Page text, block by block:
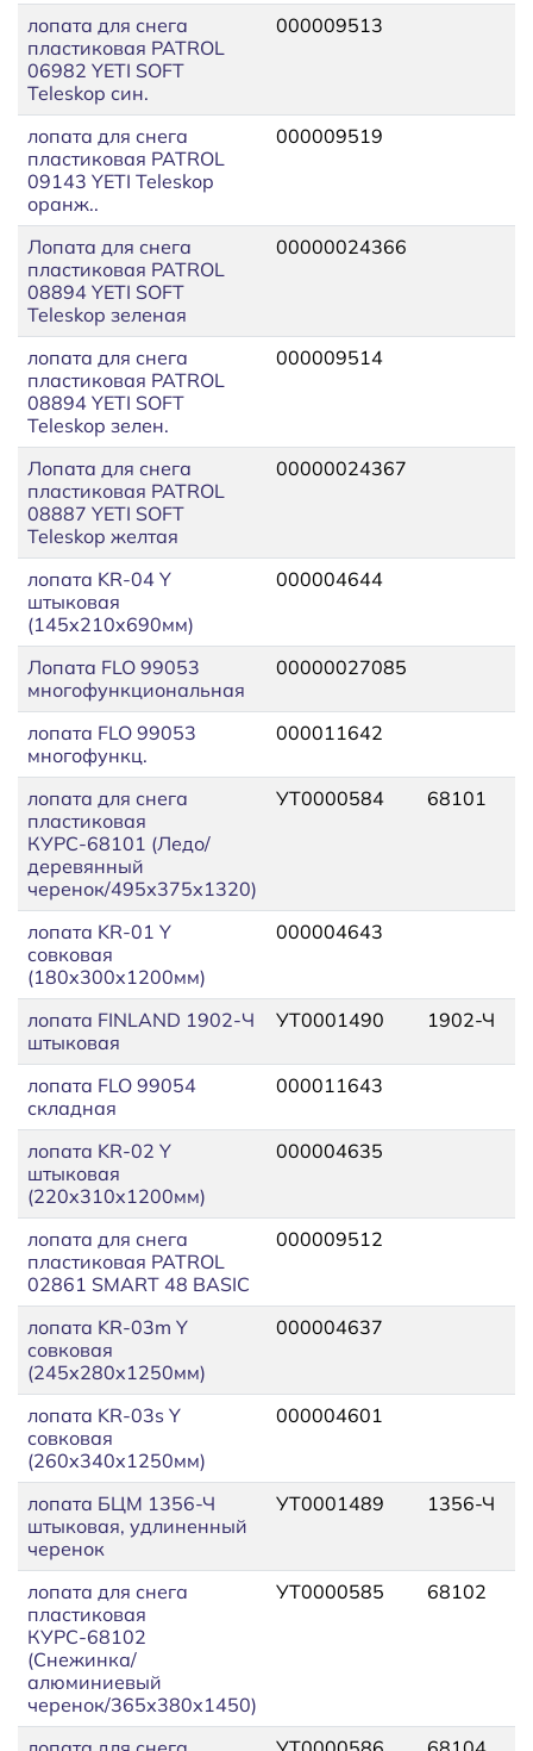
лопата для снега
пластиковая PATROL
06982 YETI SOFT
Teleskop син.
000009513
лопата для снега
пластиковая PATROL
09143 YETI Teleskop
оранж..
000009519
Лопата для снега
пластиковая PATROL
08894 YETI SOFT
Teleskop зеленая
00000024366
лопата для снега
пластиковая PATROL
08894 YETI SOFT
Teleskop зелен.
000009514
Лопата для снега
пластиковая PATROL
08887 YETI SOFT
Teleskop желтая
00000024367
лопата KR-04 Y
штыковая
(145x210x690мм)
000004644
Лопата FLO 99053
многофункциональная
00000027085
лопата FLO 99053
многофункц.
000011642
лопата для снега
пластиковая
КУРС-68101 (Ледо/
деревянный
черенок/495х375х1320)
УТ0000584 68101
лопата KR-01 Y
совковая
(180x300x1200мм)
000004643
лопата FINLAND 1902-Ч
штыковая
УТ0001490 1902-Ч
лопата FLO 99054
складная
000011643
лопата KR-02 Y
штыковая
(220x310x1200мм)
000004635
лопата для снега
пластиковая PATROL
02861 SMART 48 BASIC
000009512
лопата KR-03m Y
совковая
(245x280x1250мм)
000004637
лопата KR-03s Y
совковая
(260x340x1250мм)
000004601
лопата БЦМ 1356-Ч
штыковая, удлиненный
черенок
УТ0001489 1356-Ч
лопата для снега
пластиковая
КУРС-68102
(Снежинка/
алюминиевый
черенок/365х380х1450)
УТ0000585 68102